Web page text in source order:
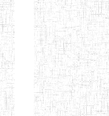
ENIEG DE
PITOA
ENIEG DE
TCHOLLIRE
ENIEG DE POLI
ENIEG DE